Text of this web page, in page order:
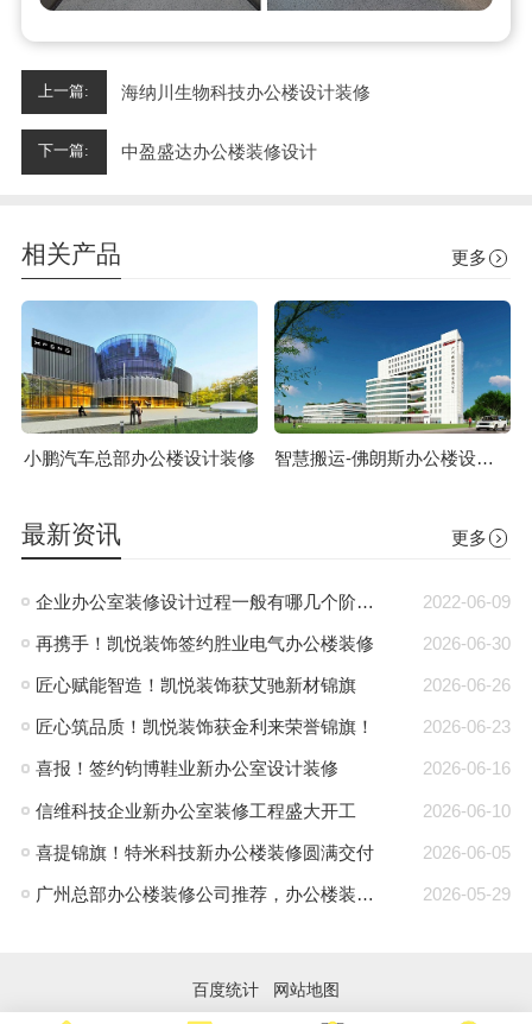
上一篇: 海纳川生物科技办公楼设计装修
下一篇: 中盈盛达办公楼装修设计
相关产品 更多
小鹏汽车总部办公楼设计装修 智慧搬运-佛朗斯办公楼设计装修
最新资讯 更多
2022-06-09
企业办公室装修设计过程一般有哪几个阶段?
2026-06-30
再携手！凯悦装饰签约胜业电气办公楼装修
2026-06-26
匠心赋能智造！凯悦装饰获艾驰新材锦旗
2026-06-23
匠心筑品质！凯悦装饰获金利来荣誉锦旗！
2026-06-16
喜报！签约钧博鞋业新办公室设计装修
2026-06-10
信维科技企业新办公室装修工程盛大开工
2026-06-05
喜提锦旗！特米科技新办公楼装修圆满交付
2026-05-29
广州总部办公楼装修公司推荐，办公楼装修就找凯悦装饰
百度统计 网站地图